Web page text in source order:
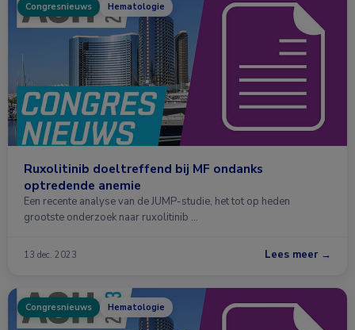
Congresnieuws Hematologie
Ruxolitinib doeltreffend bij MF ondanks
optredende anemie
Een recente analyse van de JUMP-studie, het tot op heden
grootste onderzoek naar ruxolitinib …
13 dec. 2023 Lees meer →
Congresnieuws Hematologie